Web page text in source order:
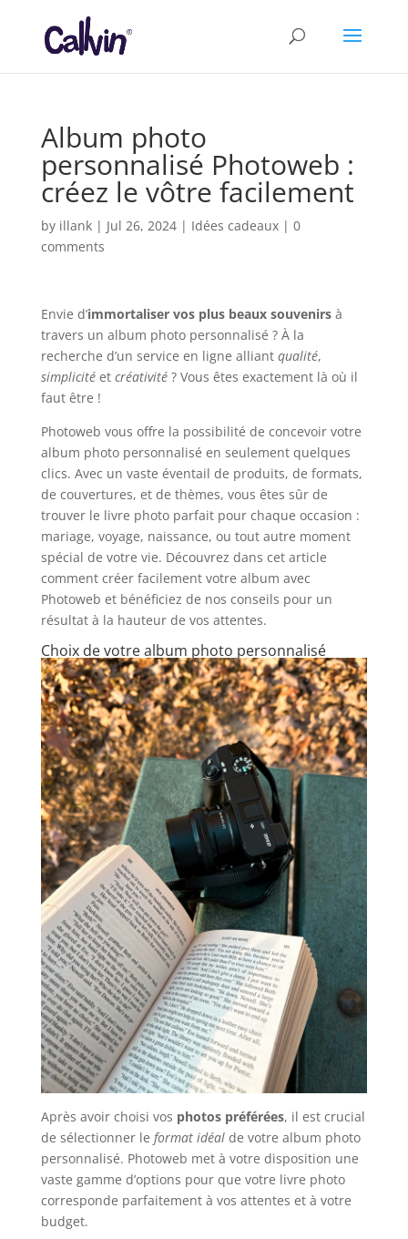
Album photo
personnalisé Photoweb :
créez le vôtre facilement
by illank| Jul 26, 2024| Idées cadeaux| 0
comments
Envie d’immortaliser vos plus beaux souvenirsà
travers un album photo personnalisé ? À la
recherche d’un service en ligne alliant qualité,
simplicitéet créativité? Vous êtes exactement là où il
faut être !
Photoweb vous offre la possibilité de concevoir votre
album photo personnalisé en seulement quelques
clics. Avec un vaste éventail de produits, de formats,
de couvertures, et de thèmes, vous êtes sûr de
trouver le livre photo parfait pour chaque occasion :
mariage, voyage, naissance, ou tout autre moment
spécial de votre vie. Découvrez dans cet article
comment créer facilement votre album avec
Photoweb et bénéficiez de nos conseils pour un
résultat à la hauteur de vos attentes.
Choix de votre album photo personnalisé
Après avoir choisi vos photos préférées, il est crucial
de sélectionner le format idéalde votre album photo
personnalisé. Photoweb met à votre disposition une
vaste gamme d’options pour que votre livre photo
corresponde parfaitement à vos attentes et à votre
budget.